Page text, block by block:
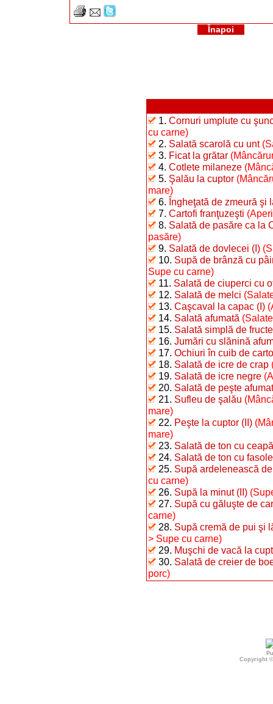
Înapoi
1. Cornuri umplute cu
cu carne)
2. Salată scarolă cu unt
3. Ficat la grătar
4. Cotlete milaneze
5. Şalău la cuptor
mare)
6. Îngheţată de zmeură şi
7. Cartofi franţuzeşti
8. Salată de pasăre ca la
pasăre)
9. Salată de dovlecei (I)
10. Supă de brânză cu
Supe cu carne)
11. Salată de ciuperci cu
12. Salată de melci
13. Caşcaval la capac (I)
14. Salată afumată
15. Salată simplă de fructe
16. Jumări cu slănină
17. Ochiuri în cuib de
18. Salată de icre de crap
19. Salată de icre negre
20. Salată de peşte
21. Sufleu de şalău
mare)
22. Peşte la cuptor (II)
mare)
23. Salată de ton cu ceapă
24. Salată de ton cu
25. Supă ardelenească
cu carne)
26. Supă la minut (II)
27. Supă cu găluşte de
carne)
28. Supă cremă de pui şi
> Supe cu carne)
29. Muşchi de vacă la
30. Salată de creier de
porc)
Copyright